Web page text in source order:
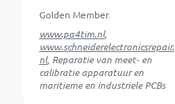
Golden Member
www.pa4tim.nl,
www.schneiderelectronicsrepair.
nl, Reparatie van meet- en
calibratie apparatuur en
maritieme en industriele PCBs